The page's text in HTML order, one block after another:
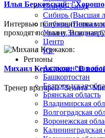
Илья Берковский:
Интервью полузащитника
проходят по плану. Всю
Михаил Кержаков: "В новой
Тренер вратарей "Зенита"
Северо-Запад
Сибирь (Высшая
Сибирь (Первая
Урал и Западная
Центр
Юг
Регионы
Астраханская
Башкортостан
Белгородская
Брянская область
Владимирская
Волгоградская
Воронежская
Калининградская